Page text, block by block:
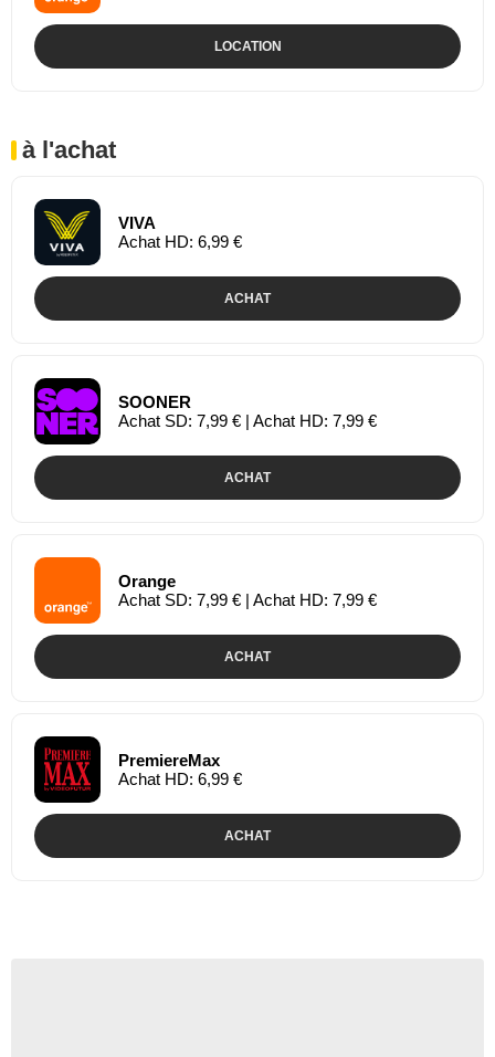
LOCATION
à l'achat
VIVA
Achat HD: 6,99 €
ACHAT
SOONER
Achat SD: 7,99 € | Achat HD: 7,99 €
ACHAT
Orange
Achat SD: 7,99 € | Achat HD: 7,99 €
ACHAT
PremiereMax
Achat HD: 6,99 €
ACHAT